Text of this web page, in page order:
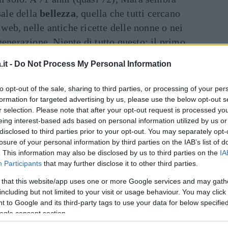
- Do Not Process My Personal Information
opt-out of the sale, sharing to third parties, or processing of your
for targeted advertising by us, please use the below opt-out
selection. Please note that after your opt-out request is processed
interest-based ads based on personal information utilized by us
to third parties prior to your opt-out. You may separately
of your personal information by third parties on the IAB’s list of
This information may also be disclosed by us to third parties on the
Participants that may further disclose it to other third parties.
that this website/app uses one or more Google services and may
but not limited to your visit or usage behaviour. You may
to Google and its third-party tags to use your data for below
consent section.
dellabellezza, quella che tutti cercano
nelle antiche ricette delle nonne o nei
Niente di tutto questo: il primo
la
ed è proprio a questo sentimento che
dello scatto che ha collezionato più di
veneta ha dimostrato senza tanti giri di
sentirsi bene nella propria pelle. Intanto,
il nipotino e un bagno in mare con il
l’ultimo scampolo di vacanze estive in
la conduzione del pomeriggio domenicale